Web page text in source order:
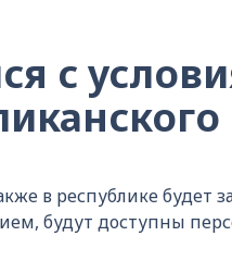
с
в республике будет
будут доступны